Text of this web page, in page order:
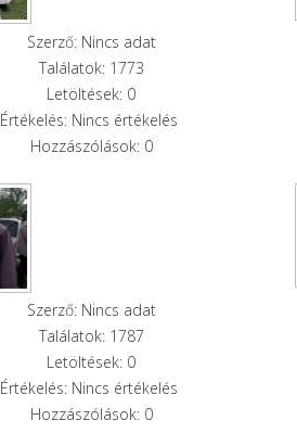
Szerző: Nincs adat
Találatok: 1773
Letöltések: 0
Értékelés: Nincs értékelés
Hozzászólások: 0
Szerző: Nincs adat
Találatok: 1787
Letöltések: 0
Értékelés: Nincs értékelés
Hozzászólások: 0